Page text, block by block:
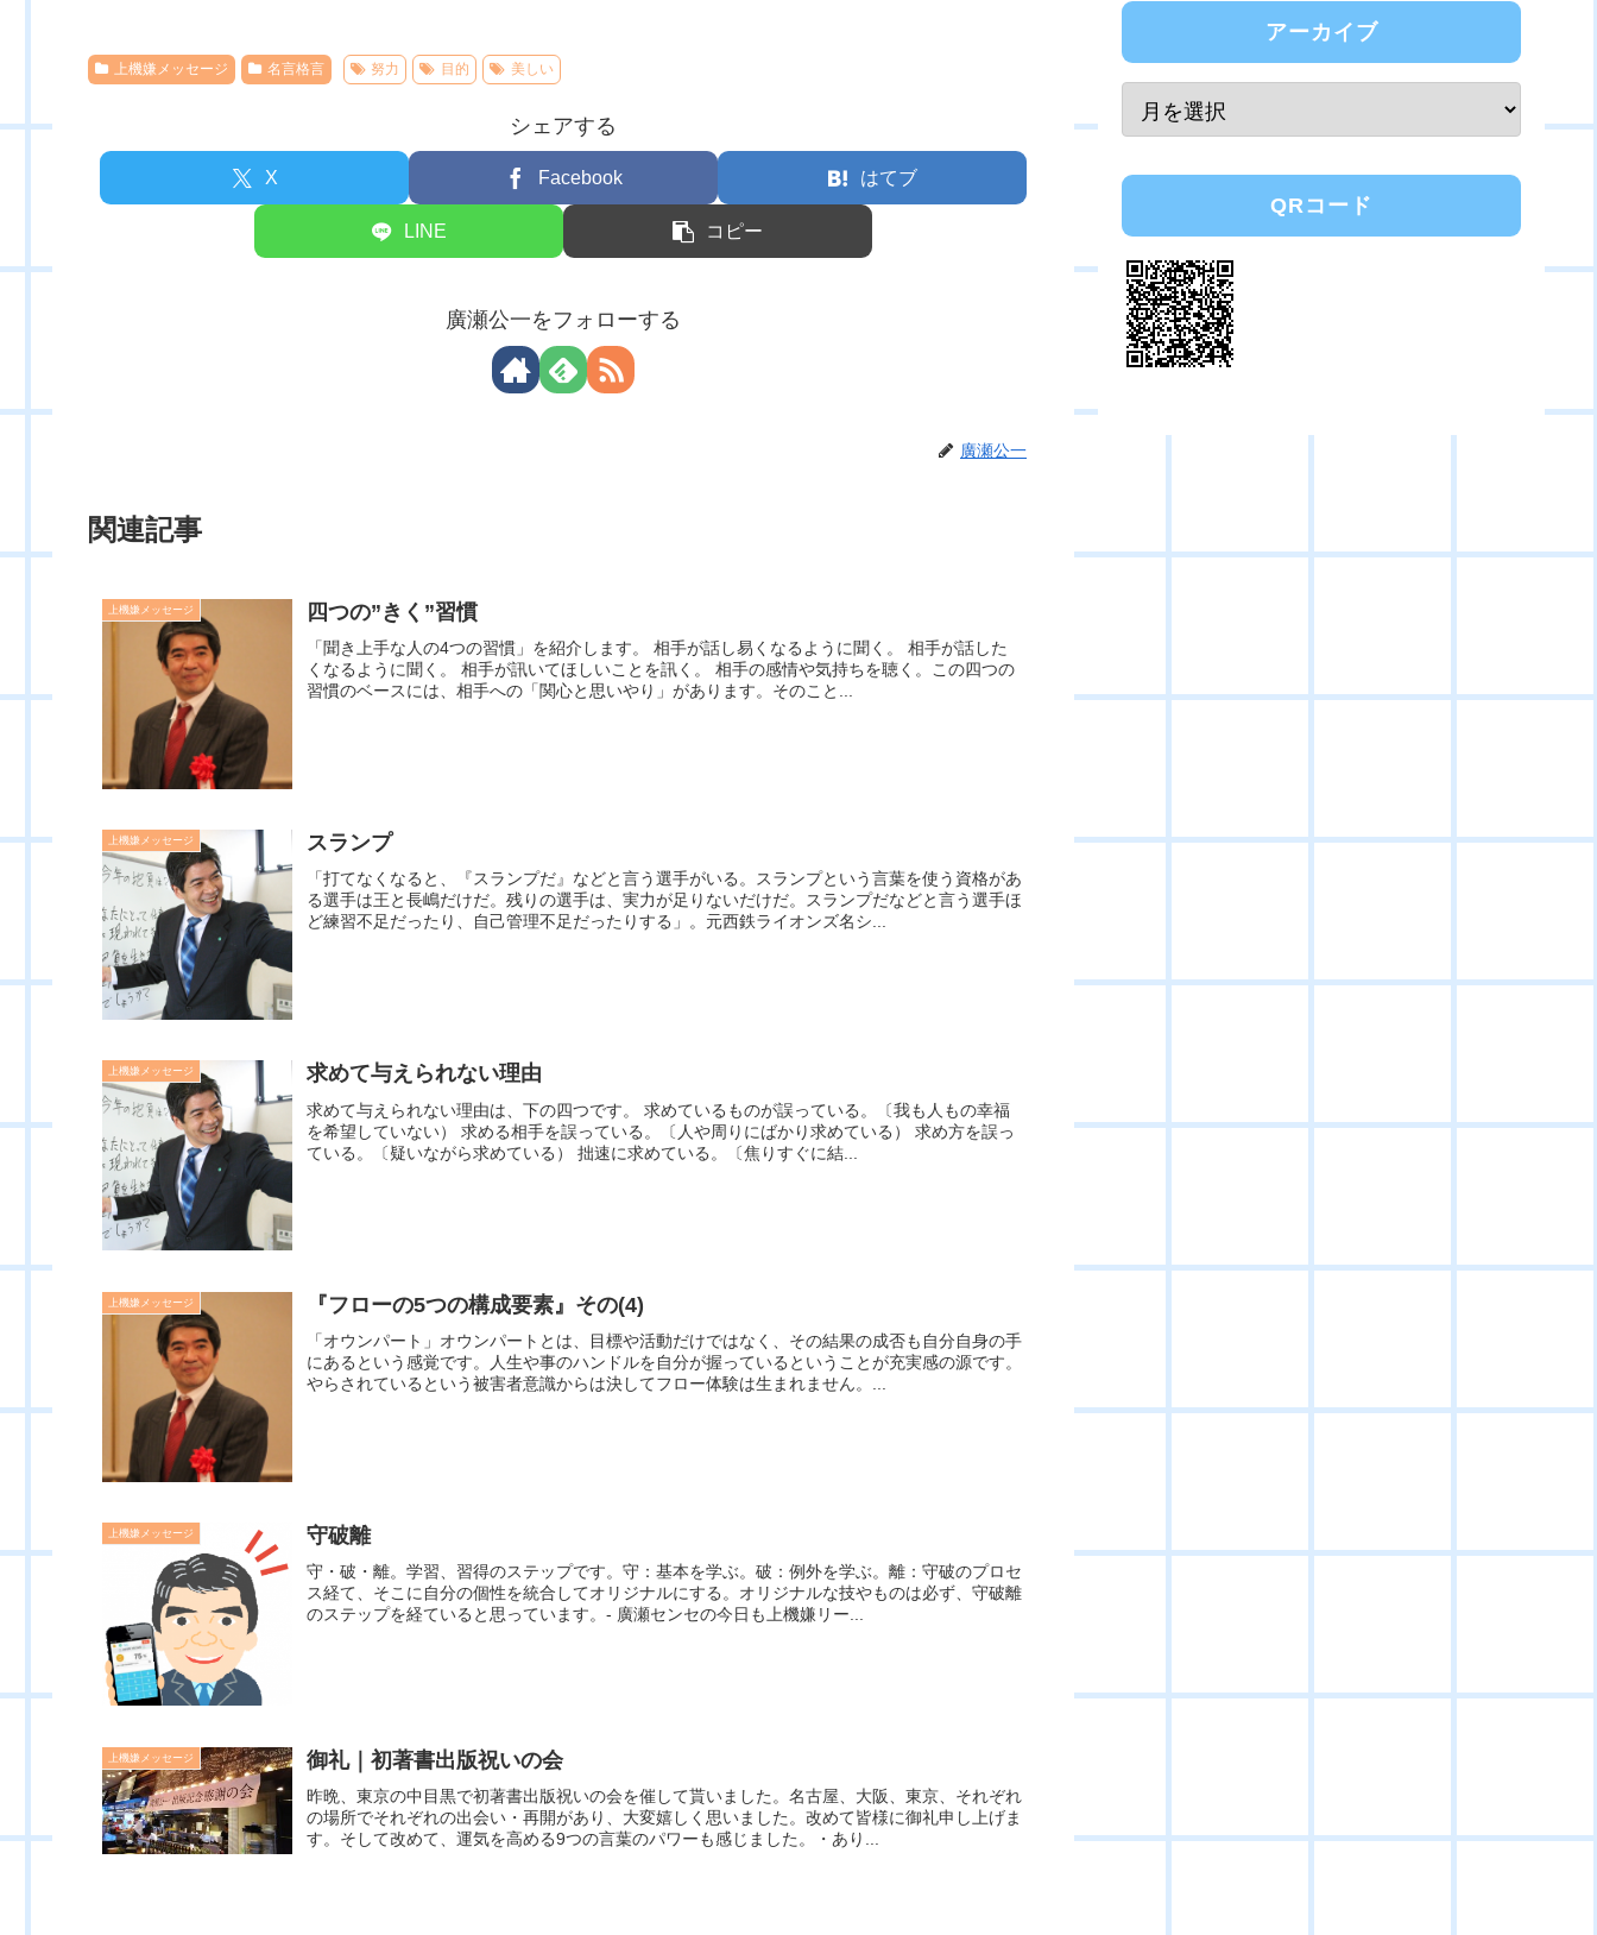
上機嫌メッセージ 名言格言 努力 目的 美しい
シェアする
X Facebook はてブ
LINE コピー
廣瀬公一をフォローする
廣瀬公一
関連記事
上機嫌メッセージ 四つの”きく”習慣
「聞き上手な人の4つの習慣」を紹介します。 相手が話し易くなるように聞く。 相手が話した
くなるように聞く。 相手が訊いてほしいことを訊く。 相手の感情や気持ちを聴く。この四つの
習慣のベースには、相手への「関心と思いやり」があります。そのこと...
上機嫌メッセージ スランプ
「打てなくなると、『スランプだ』などと言う選手がいる。スランプという言葉を使う資格があ
る選手は王と長嶋だけだ。残りの選手は、実力が足りないだけだ。スランプだなどと言う選手ほ
ど練習不足だったり、自己管理不足だったりする」。元西鉄ライオンズ名シ...
上機嫌メッセージ 求めて与えられない理由
求めて与えられない理由は、下の四つです。 求めているものが誤っている。〔我も人もの幸福
を希望していない） 求める相手を誤っている。〔人や周りにばかり求めている） 求め方を誤っ
ている。〔疑いながら求めている） 拙速に求めている。〔焦りすぐに結...
上機嫌メッセージ 『フローの5つの構成要素』その(4)
「オウンパート」オウンパートとは、目標や活動だけではなく、その結果の成否も自分自身の手
にあるという感覚です。人生や事のハンドルを自分が握っているということが充実感の源です。
やらされているという被害者意識からは決してフロー体験は生まれません。...
上機嫌メッセージ 守破離
守・破・離。学習、習得のステップです。守：基本を学ぶ。破：例外を学ぶ。離：守破のプロセ
ス経て、そこに自分の個性を統合してオリジナルにする。オリジナルな技やものは必ず、守破離
のステップを経ていると思っています。- 廣瀬センセの今日も上機嫌リー...
上機嫌メッセージ 御礼｜初著書出版祝いの会
昨晩、東京の中目黒で初著書出版祝いの会を催して貰いました。名古屋、大阪、東京、それぞれ
の場所でそれぞれの出会い・再開があり、大変嬉しく思いました。改めて皆様に御礼申し上げま
す。そして改めて、運気を高める9つの言葉のパワーも感じました。・あり...
アーカイブ
QRコード